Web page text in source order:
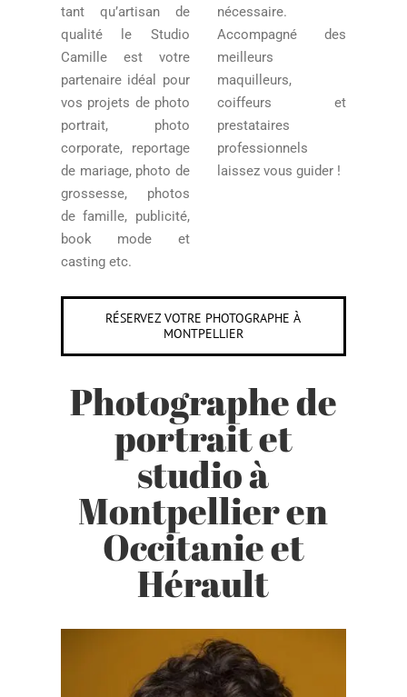
tant qu’artisan de
qualité le Studio
Camille est votre
partenaire idéal pour
vos projets de photo
portrait, photo
corporate, reportage
de mariage, photo de
grossesse, photos
de famille, publicité,
book mode et
casting etc.
nécessaire.
Accompagné des
meilleurs
maquilleurs,
coiffeurs et
prestataires
professionnels
laissez vous guider !
RÉSERVEZ VOTRE PHOTOGRAPHE À
MONTPELLIER
Photographe de
portrait et
studio à
Montpellier en
Occitanie et
Hérault